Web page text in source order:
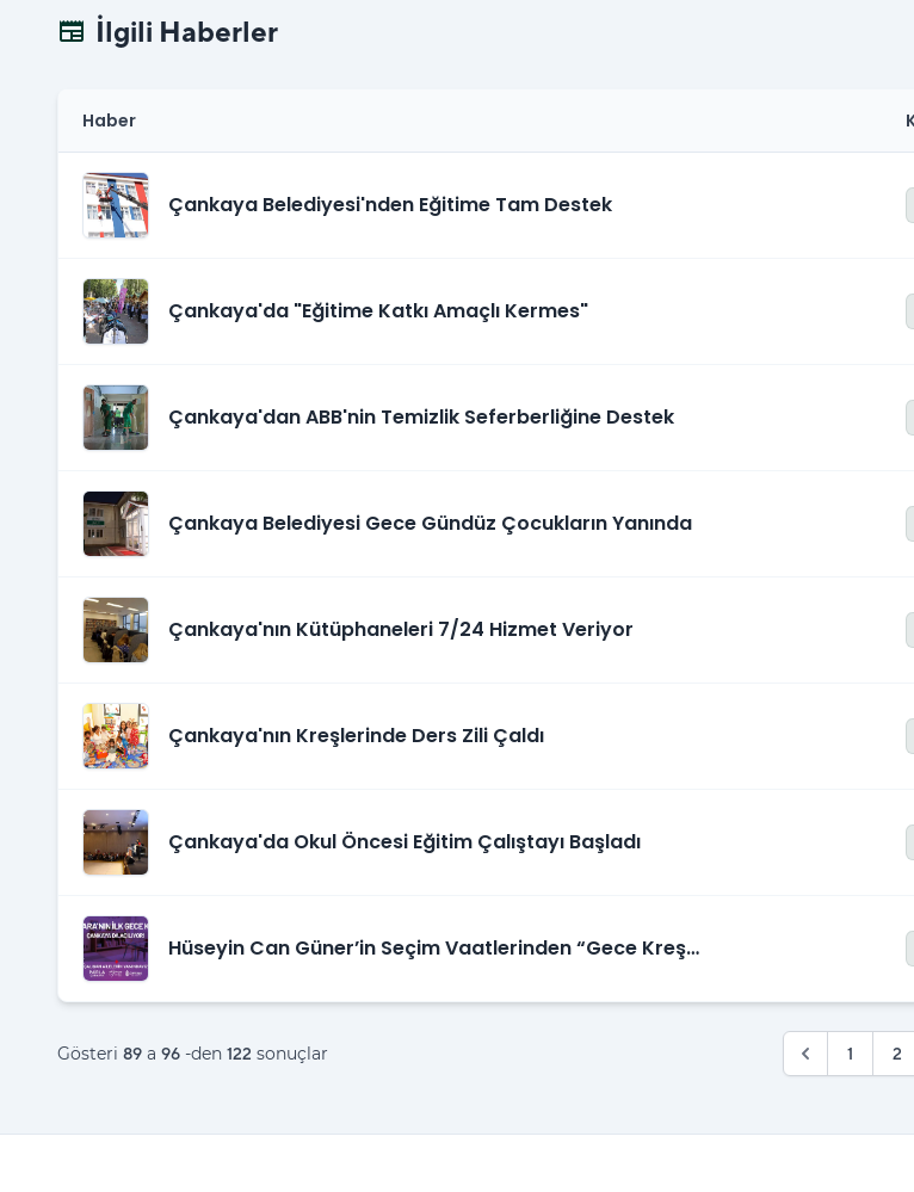
newspaper İlgili Haberler
Haber
Çankaya Belediyesi'nden Eğitime Tam Destek
Çankaya'da "Eğitime Katkı Amaçlı Kermes"
Çankaya'dan ABB'nin Temizlik Seferberliğine Destek
Çankaya Belediyesi Gece Gündüz Çocukların Yanında
Çankaya'nın Kütüphaneleri 7/24 Hizmet Veriyor
Çankaya'nın Kreşlerinde Ders Zili Çaldı
Çankaya'da Okul Öncesi Eğitim Çalıştayı Başladı
Hüseyin Can Güner’in Seçim Vaatlerinden “Gece Kreşi”
Gösteri 89 a 96 -den 122 sonuçlar 1 2